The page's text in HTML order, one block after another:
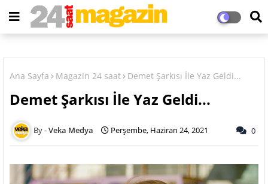
Ana Sayfa Magazin 24 saat Demet Şarkısı İle Yaz Geldi...
Demet Şarkısı İle Yaz Geldi...
Veka Medya Perşembe, Haziran 24, 2021 0